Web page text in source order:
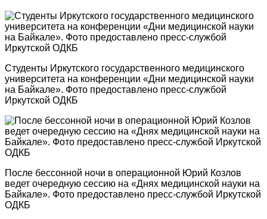
Студенты Иркутского государственного медицинского
университета на конференции «Дни медицинской науки
на Байкале». Фото предоставлено пресс-службой
Иркутской ОДКБ
После бессонной ночи в операционной Юрий Козлов
ведет очередную сессию на «Днях медицинской науки на
Байкале». Фото предоставлено пресс-службой Иркутской
ОДКБ